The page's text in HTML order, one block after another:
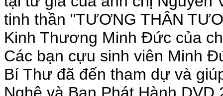
tinh thần "TƯƠNG THÂN
Kinh Thương Minh Đức của
Các bạn cựu sinh viên Minh
Bí Thư đã đến tham dự và